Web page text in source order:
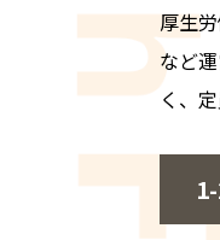
厚生
など
く、